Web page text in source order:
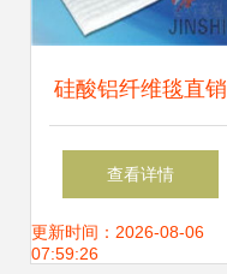
硅酸铝纤维毯直销
优势解析 厂家直供
针刺毯的型号规格
查看详情
更新时间：2026-08-06
07:59:26